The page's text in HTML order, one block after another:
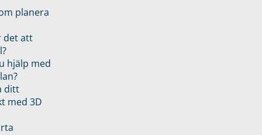
planera
det att
hjälp med
ditt
med 3D